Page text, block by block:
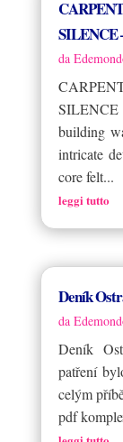
SILENCE
da
building
intricate
core felt...
leggi tutto
Deník
da
Deník
patření
celým
pdf